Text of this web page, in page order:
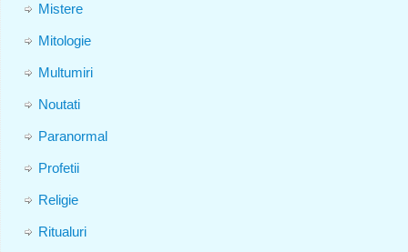
Mistere
Mitologie
Multumiri
Noutati
Paranormal
Profetii
Religie
Ritualuri